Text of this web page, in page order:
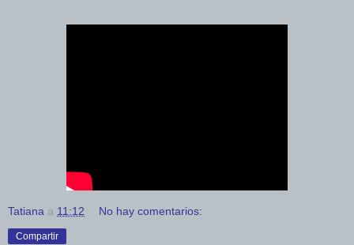
Tatiana a 11:12 No hay comentarios:
Compartir